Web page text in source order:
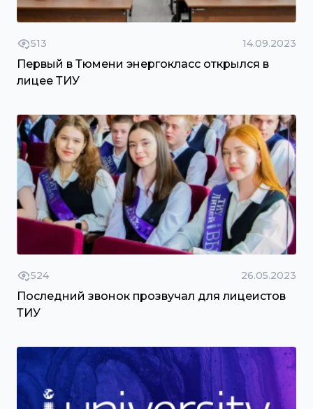
513 14.09.2023
Первый в Тюмени энергокласс открылся в
лицее ТИУ
524 26.05.2023
Последний звонок прозвучал для лицеистов
ТИУ